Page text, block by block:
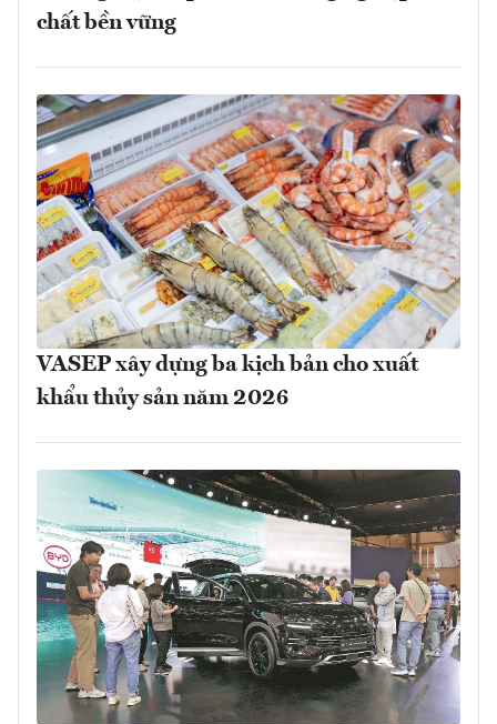
chất bền vững
VASEP xây dựng ba kịch bản cho xuất
khẩu thủy sản năm 2026